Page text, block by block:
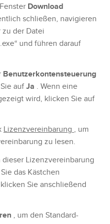
Download
schließen, navigieren
der Datei
und führen darauf
Benutzerkontensteuerung
aufJa . Wenn eine
wird, klicken Sie auf
Lizenzvereinbarung , um
zu lesen.
Lizenzvereinbarung
das Kästchen
Sie anschließend
, um den Standard-